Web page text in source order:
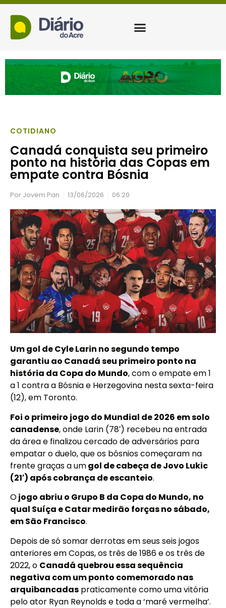
COTIDIANO
Canadá conquista seu primeiro
ponto na história das Copas em
empate contra Bósnia
Por Jovem Pan 13/06/2026 06:20
Um gol de Cyle Larin no segundo tempo
garantiu ao Canadá seu primeiro ponto na
história da Copa do Mundo, com o empate em 1
a 1 contra a Bósnia e Herzegovina nesta sexta-feira
(12), em Toronto.
Foi o primeiro jogo do Mundial de 2026 em solo
canadense, onde Larin (78′) recebeu na entrada
da área e finalizou cercado de adversários para
empatar o duelo, que os bósnios começaram na
frente graças a umgol de cabeça de Jovo Lukic
(21′) após cobrança de escanteio.
Ojogo abriu o Grupo B da Copa do Mundo, no
qual Suíça e Catar medirão forças no sábado,
em São Francisco.
Depois de só somar derrotas em seus seis jogos
anteriores em Copas, os três de 1986 e os três de
2022, o Canadá quebrou essa sequência
negativa com um ponto comemorado nas
arquibancadas praticamente como uma vitória
pelo ator Ryan Reynolds e toda a ‘maré vermelha’.